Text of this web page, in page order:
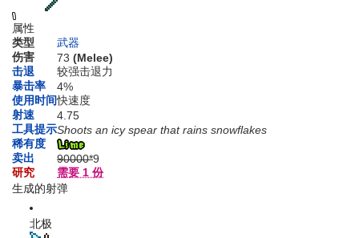
属性
类型
武器
伤害
73 (Melee)
击退
较强击退力
暴击率
4%
使用时间快速度
射速
4.75
工具提示Shoots an icy spear that rains snowflakes
稀有度
卖出
90000*9
研究
需要 1 份
生成的射弹
北极